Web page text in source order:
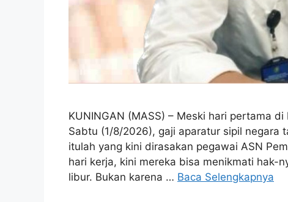
KUNINGAN (MASS) – Meski hari pertama
Sabtu (1/8/2026), gaji aparatur sipil negara
itulah yang kini dirasakan pegawai ASN
hari kerja, kini mereka bisa menikmati hak-
libur. Bukan karena … Baca Selengkapnya